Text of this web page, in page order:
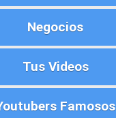
Negocios
Tus Videos
Famosos